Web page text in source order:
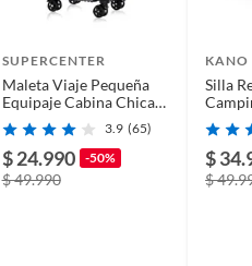
SUPERCENTER
Maleta Viaje Pequeña
Equipaje Cabina Chica
De Mano Gris
3.9 (65)
$ 24.990 -50%
$ 49.990
KANO
Silla
$
$